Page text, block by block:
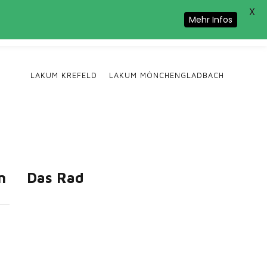
LAKUM KREFELD LAKUM MÖNCHENGLADBACH
Das Rad
Mehr Infos
X